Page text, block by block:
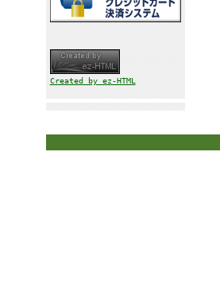
Created by ez-HTML